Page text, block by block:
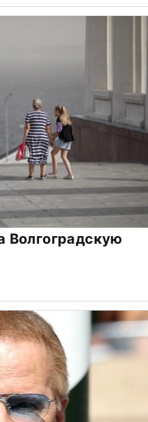
Волгоградскую